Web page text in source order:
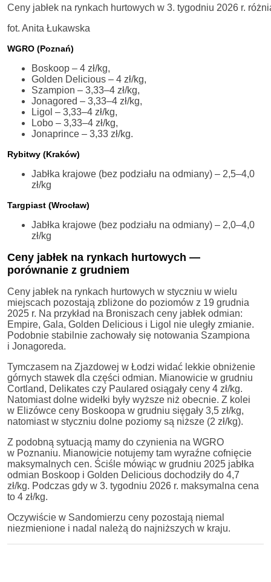
Ceny jabłek na rynkach hurtowych w 3. tygodniu 2026 r.
fot. Anita Łukawska
WGRO (Poznań)
Boskoop – 4 zł/kg,
Golden Delicious – 4 zł/kg,
Szampion – 3,33–4 zł/kg,
Jonagored – 3,33–4 zł/kg,
Ligol – 3,33–4 zł/kg,
Lobo – 3,33–4 zł/kg,
Jonaprince – 3,33 zł/kg.
Rybitwy (Kraków)
Jabłka krajowe (bez podziału na odmiany) – 2,5–4,0
zł/kg
Targpiast (Wrocław)
Jabłka krajowe (bez podziału na odmiany) – 2,0–4,0
zł/kg
Ceny jabłek na rynkach hurtowych —
porównanie z grudniem
Ceny jabłek na rynkach hurtowych w styczniu w wielu
miejscach pozostają zbliżone do poziomów z 19 grudnia
2025 r. Na przykład na Broniszach ceny jabłek odmian:
Empire, Gala, Golden Delicious i Ligol nie uległy zmianie.
Podobnie stabilnie zachowały się notowania Szampiona
i Jonagoreda.
Tymczasem na Zjazdowej w Łodzi widać lekkie obniżenie
górnych stawek dla części odmian. Mianowicie w grudniu
Cortland, Delikates czy Paulared osiągały ceny 4 zł/kg.
Natomiast dolne widełki były wyższe niż obecnie. Z kolei
w Elizówce ceny Boskoopa w grudniu sięgały 3,5 zł/kg,
natomiast w styczniu dolne poziomy są niższe (2 zł/kg).
Z podobną sytuacją mamy do czynienia na WGRO
w Poznaniu. Mianowicie notujemy tam wyraźne cofnięcie
maksymalnych cen. Ściśle mówiąc w grudniu 2025 jabłka
odmian Boskoop i Golden Delicious dochodziły do 4,7
zł/kg. Podczas gdy w 3. tygodniu 2026 r. maksymalna cena
to 4 zł/kg.
Oczywiście w Sandomierzu ceny pozostają niemal
niezmienione i nadal należą do najniższych w kraju.